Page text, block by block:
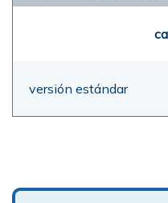
versión estándar